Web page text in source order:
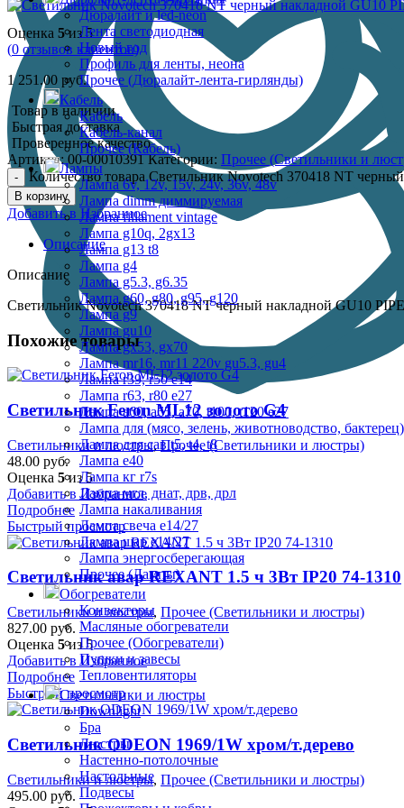
Дюралайт и led-neon
Лента светодиодная
Новый год
Профиль для ленты, неона
Прочее (Дюралайт-лента-гирлянды)
Кабель
Кабель
Кабель-канал
Прочее (Кабель)
Лампы
Лампа 6v, 12v, 15v, 24v, 36v, 48v
Лампа dimm диммируемая
Лампа fillament vintage
Лампа g10q, 2gx13
Лампа g13 t8
Лампа g4
Лампа g5.3, g6.35
Лампа g60, g80, g95, g120
Лампа g9
Лампа gu10
Лампа gx53, gx70
Лампа mr16, mr11 220v gu5.3, gu4
Лампа r39, r50 е14
Лампа r63, r80 е27
Лампа а60, а65, а70, t100, t120 е27
Лампа для (мясо, зелень, животноводство, бактерец)
Лампа для сав t5, t4, t8
Лампа е40
Лампа кг r7s
Лампа мгл, днат, дрв, дрл
Лампа накаливания
Лампа свеча е14/27
Лампа шар е14/27
Лампа энергосберегающая
Прочее (Лампы)
Обогреватели
Конвекторы
Масляные обогреватели
Прочее (Обогреватели)
Пушки и завесы
Тепловентиляторы
Светильники и люстры
Downlight
Бра
Люстры
Настенно-потолочные
Настольные
Подвесы
Оценка 5из 5
(0 отзывов клиентов)
1 251.00 руб.
Товар в наличии
Быстрая доставка
Проверенное качество
Артикул: 00-00010391Категории: Прочее (Светильники и
Количество товара Светильник Novotech 370418 NT
В корзину
Добавить в Избранное
Описание
Описание
Светильник Novotech 370418 NT черный накладной GU10
Похожие товары
Светильник Feron ML12 золото G4
Светильники и люстры,Прочее (Светильники и люстры)
48.00 руб.
Оценка 5из 5
Добавить в Избранное
Подробнее
Быстрый просмотр
Светильник авар REXANT 1.5 ч 3Вт IP20 74-1310
Светильники и люстры, Прочее (Светильники и люстры)
827.00 руб.
Оценка 5из 5
Добавить в Избранное
Подробнее
Быстрый просмотр
Светильник ODEON 1969/1W хром/т.дерево
Светильники и люстры, Прочее (Светильники и люстры)
495.00 руб.